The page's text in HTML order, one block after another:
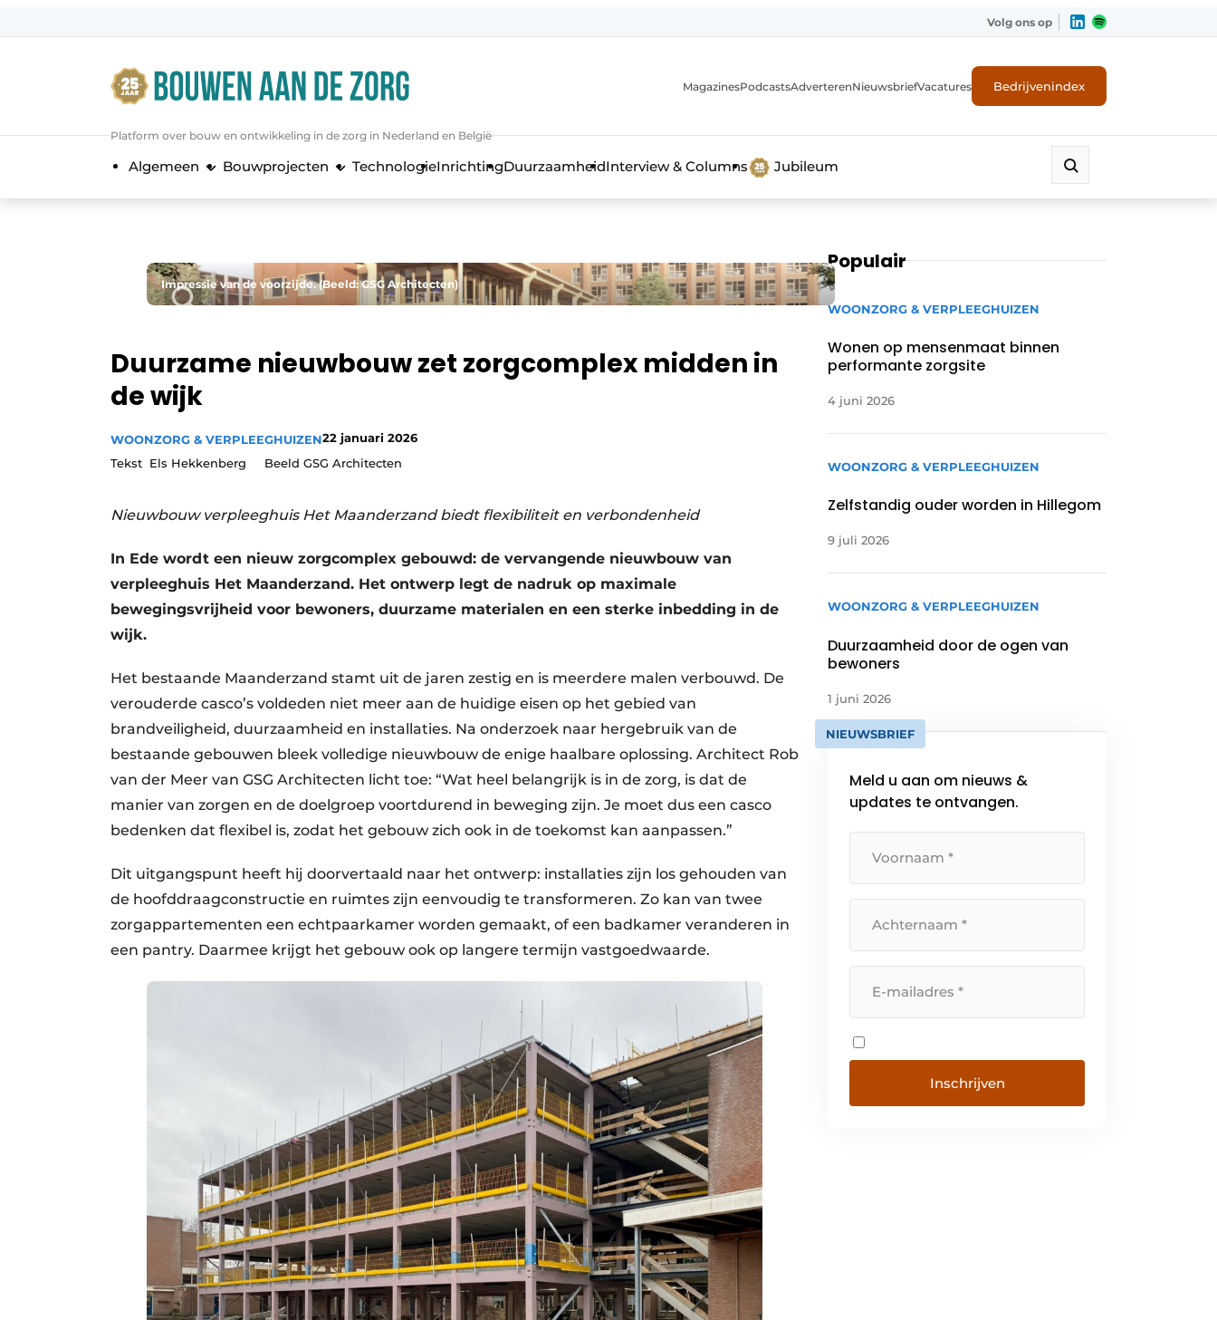
Algemene voorwaarden
Jaarboek
Jubileumboek
Nieuwsbrief
Podcasts
Vacature aanmelden
Video’s
Volg ons op
Platform over bouw en ontwikkeling in de zorg in Nederland en België
MagazinesPodcastsAdverterenNieuwsbriefVacatures Bedrijvenindex
Algemeen Bouwprojecten TechnologieInrichtingDuurzaamheidInterview & Columns Jubileum
Impressie van de voorzijde. (Beeld: GSG Architecten)
Duurzame nieuwbouw zet zorgcomplex midden in
de wijk
WOONZORG & VERPLEEGHUIZEN22 januari 2026
Tekst Els Hekkenberg Beeld GSG Architecten
Nieuwbouw verpleeghuis Het Maanderzand biedt flexibiliteit en verbondenheid
In Ede wordt een nieuw zorgcomplex gebouwd: de vervangende nieuwbouw van
verpleeghuis Het Maanderzand. Het ontwerp legt de nadruk op maximale
bewegingsvrijheid voor bewoners, duurzame materialen en een sterke inbedding in de
wijk.
Het bestaande Maanderzand stamt uit de jaren zestig en is meerdere malen verbouwd. De
verouderde casco’s voldeden niet meer aan de huidige eisen op het gebied van
brandveiligheid, duurzaamheid en installaties. Na onderzoek naar hergebruik van de
bestaande gebouwen bleek volledige nieuwbouw de enige haalbare oplossing. Architect Rob
van der Meer van GSG Architecten licht toe: “Wat heel belangrijk is in de zorg, is dat de
manier van zorgen en de doelgroep voortdurend in beweging zijn. Je moet dus een casco
bedenken dat flexibel is, zodat het gebouw zich ook in de toekomst kan aanpassen.”
Dit uitgangspunt heeft hij doorvertaald naar het ontwerp: installaties zijn los gehouden van
de hoofddraagconstructie en ruimtes zijn eenvoudig te transformeren. Zo kan van twee
zorgappartementen een echtpaarkamer worden gemaakt, of een badkamer veranderen in
een pantry. Daarmee krijgt het gebouw ook op langere termijn vastgoedwaarde.
Populair
WOONZORG & VERPLEEGHUIZEN
Wonen op mensenmaat binnen
performante zorgsite
4 juni 2026
WOONZORG & VERPLEEGHUIZEN
Zelfstandig ouder worden in Hillegom
9 juli 2026
WOONZORG & VERPLEEGHUIZEN
Duurzaamheid door de ogen van
bewoners
1 juni 2026
NIEUWSBRIEF
Meld u aan om nieuws &
updates te ontvangen.